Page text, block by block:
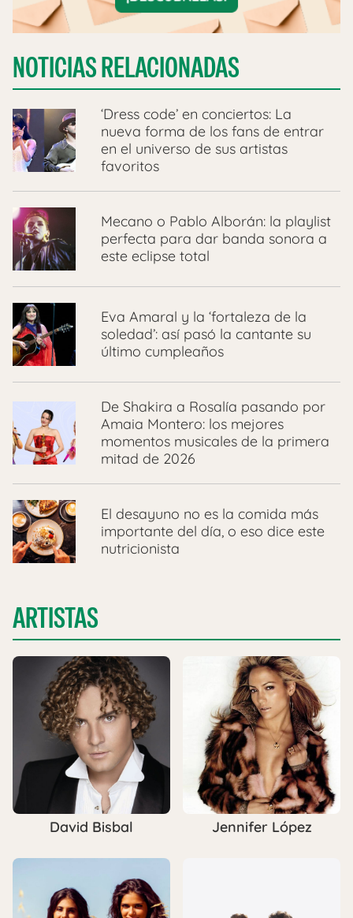
NOTICIAS RELACIONADAS
‘Dress code’ en conciertos: La
nueva forma de los fans de entrar
en el universo de sus artistas
favoritos
Mecano o Pablo Alborán: la playlist
perfecta para dar banda sonora a
este eclipse total
Eva Amaral y la ‘fortaleza de la
soledad’: así pasó la cantante su
último cumpleaños
De Shakira a Rosalía pasando por
Amaia Montero: los mejores
momentos musicales de la primera
mitad de 2026
El desayuno no es la comida más
importante del día, o eso dice este
nutricionista
ARTISTAS
David Bisbal Jennifer López